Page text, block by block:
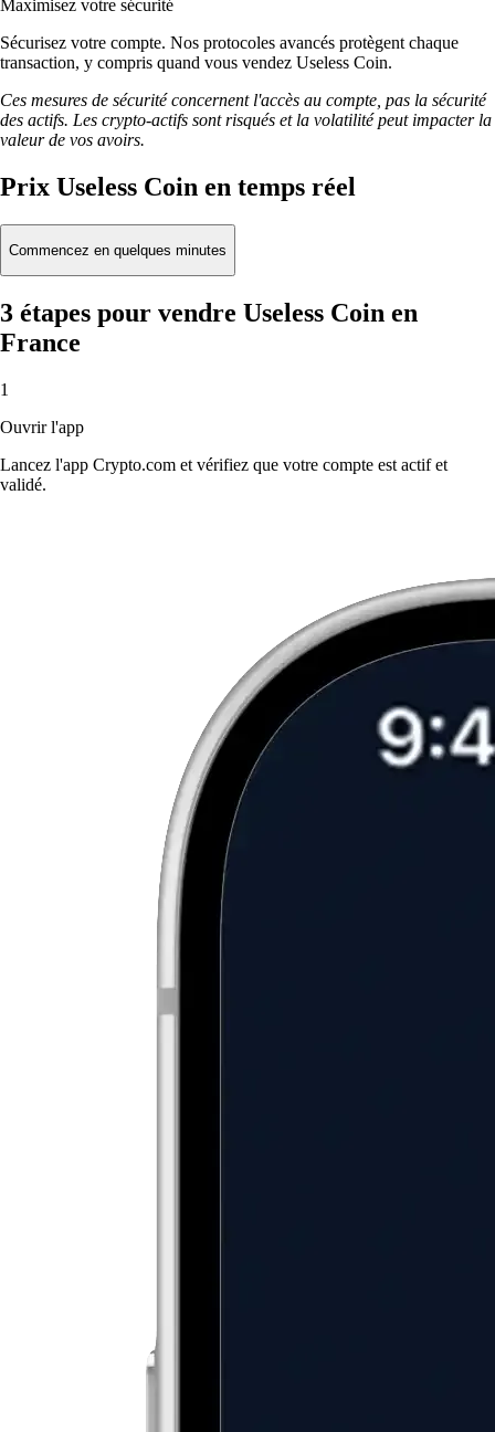
Maximisez votre sécurité
Sécurisez votre compte. Nos protocoles avancés protègent chaque
transaction, y compris quand vous vendez Useless Coin.
Ces mesures de sécurité concernent l'accès au compte, pas la sécurité
des actifs. Les crypto-actifs sont risqués et la volatilité peut impacter la
valeur de vos avoirs.
Prix Useless Coin en temps réel
Commencez en quelques minutes
3 étapes pour vendre Useless Coin en
France
1
Ouvrir l'app
Lancez l'app Crypto.com et vérifiez que votre compte est actif et
validé.